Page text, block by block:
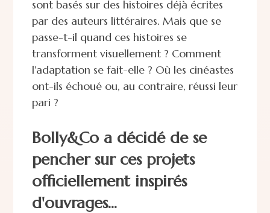
sont basés sur des histoires déjà écrites
par des auteurs littéraires. Mais que se
passe-t-il quand ces histoires se
transforment visuellement ? Comment
l'adaptation se fait-elle ? Où les cinéastes
ont-ils échoué ou, au contraire, réussi leur
pari ?
Bolly&Co a décidé de se
pencher sur ces projets
officiellement inspirés
d'ouvrages...